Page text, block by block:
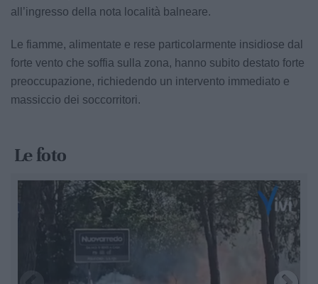
all’ingresso della nota località balneare.
Le fiamme, alimentate e rese particolarmente insidiose dal
forte vento che soffia sulla zona, hanno subito destato forte
preoccupazione, richiedendo un intervento immediato e
massiccio dei soccorritori.
Le foto